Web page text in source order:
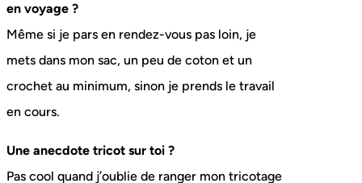
en voyage ?
Même si je pars en rendez-vous pas loin, je
mets dans mon sac, un peu de coton et un
crochet au minimum, sinon je prends le travail
en cours.
Une anecdote tricot sur toi ?
Pas cool quand j’oublie de ranger mon tricotage